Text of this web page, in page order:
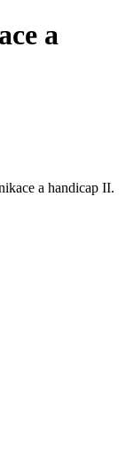
a
a handicap II.